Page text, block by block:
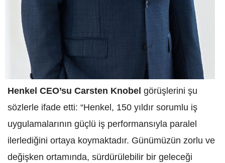
Henkel CEO’su Carsten Knobel görüşlerini şu
sözlerle ifade etti: “Henkel, 150 yıldır sorumlu iş
uygulamalarının güçlü iş performansıyla paralel
ilerlediğini ortaya koymaktadır. Günümüzün zorlu ve
değişken ortamında, sürdürülebilir bir geleceği